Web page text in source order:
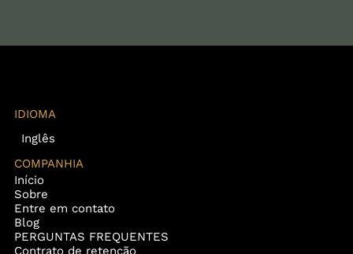
IDIOMA
Inglês
COMPANHIA
Início
Sobre
Entre em contato
Blog
PERGUNTAS FREQUENTES
Contrato de retenção